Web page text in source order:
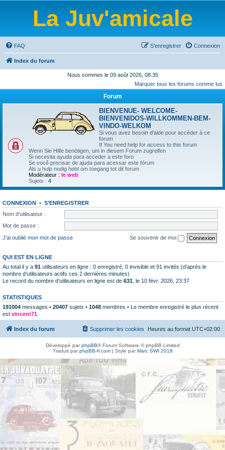
La Juv'amicale
FAQ Connexion
S’enregistrer
Index du forum
Nous sommes le 09 août 2026, 08:35
Marquer tous les forums comme lus
Forum
BIENVENUE- WELCOME-
BIENVENIDOS-WILLKOMMEN-BEM-
VINDO-WELKOM
Si vous avez besoin d'aide pour accéder à ce
forum
If You need help for access to this forum
Wenn Sie Hilfe benötigen, um in diesem Forum zugreifen
Si necesita ayuda para acceder a este foro
Se você precisar de ajuda para acessar este fórum
Als u hulp nodig hebt om toegang tot dit forum
Modérateur : le web
Sujets : 4
CONNEXION • S’ENREGISTRER
Nom d’utilisateur :
Mot de passe :
J’ai oublié mon mot de passe
Se souvenir de moi
QUI EST EN LIGNE
Au total il y a 91 utilisateurs en ligne : 0 enregistré, 0 invisible et 91 invités (d’après le
nombre d’utilisateurs actifs ces 2 dernières minutes)
Le record du nombre d’utilisateurs en ligne est de 631 , le 10 févr. 2026, 23:37
STATISTIQUES
191004 messages • 20407 sujets • 1048 membres • Le membre enregistré le plus récent
est vincent71
Index du forum Heures au format UTC+02:00
Supprimer les cookies
Développé parphpBB® Forum Software © phpBB Limited
Traduit parphpBB-fr.com| Style parMarc SWI 2018